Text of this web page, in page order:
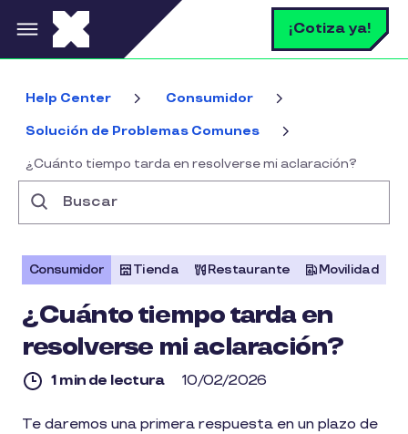
Pasar al contenido principal ¡Cotiza ya!
Help Center Consumidor
Solución de Problemas Comunes
¿Cuánto tiempo tarda en resolverse mi aclaración?
Consumidor Tienda Restaurante Movilidad
¿Cuánto tiempo tarda en
resolverse mi aclaración?
1 min de lectura 10/02/2026
1
Te daremos una primera respuesta en un plazo de